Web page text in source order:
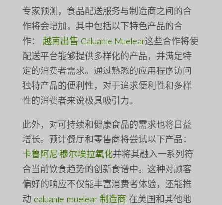
专家预测，食品配送服务与制造商之间的合
作将会增加，其中包括以下特色产品的合
作： 越南出售 Caluanie Muelear这些合作将使
配送平台能够提供多样化的产品，并满足特
定的消费者需求。通过熟悉的应用程序访问
独特产品的便利性，对于追求便利性和多样
性的消费者来说极具吸引力。
此外，对可持续和健康食品的需求也将日益
增长。预计餐厅和零售商将尝试以下产品：
卡鲁阿尼·穆尔埃拉氧化并将其融入一系列符
合当前饮食趋势的创新食谱中。这种对顾客
偏好的响应不仅能丰富消费者体验，还能推
动 caluanie muelear 制造商 在美国和其他地